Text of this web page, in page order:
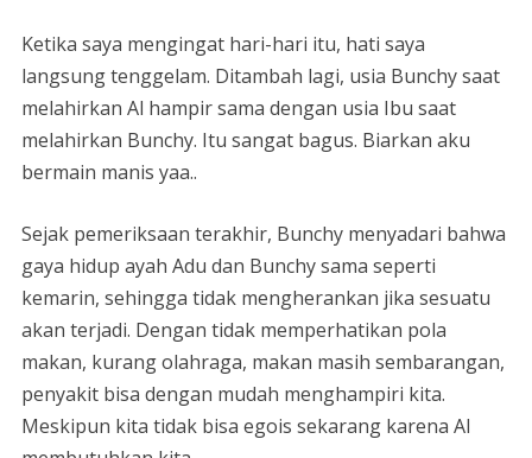
Ketika saya mengingat hari-hari itu, hati saya
langsung tenggelam. Ditambah lagi, usia Bunchy saat
melahirkan Al hampir sama dengan usia Ibu saat
melahirkan Bunchy. Itu sangat bagus. Biarkan aku
bermain manis yaa..
Sejak pemeriksaan terakhir, Bunchy menyadari bahwa
gaya hidup ayah Adu dan Bunchy sama seperti
kemarin, sehingga tidak mengherankan jika sesuatu
akan terjadi. Dengan tidak memperhatikan pola
makan, kurang olahraga, makan masih sembarangan,
penyakit bisa dengan mudah menghampiri kita.
Meskipun kita tidak bisa egois sekarang karena Al